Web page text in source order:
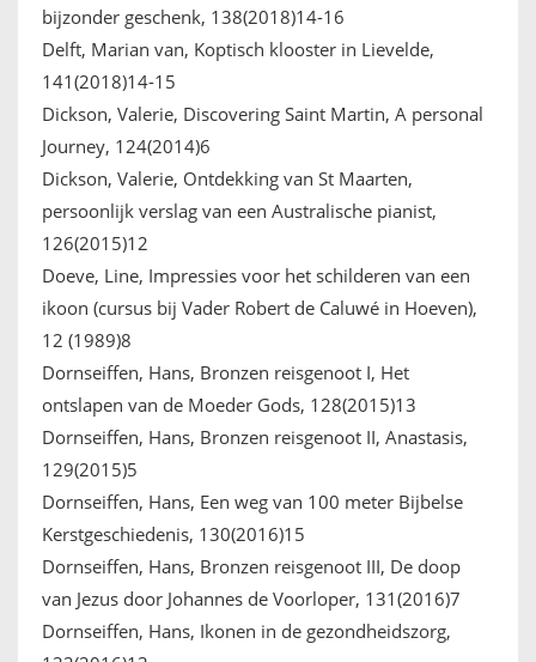
bijzonder geschenk, 138(2018)14-16
Delft, Marian van, Koptisch klooster in Lievelde,
141(2018)14-15
Dickson, Valerie, Discovering Saint Martin, A personal
Journey, 124(2014)6
Dickson, Valerie, Ontdekking van St Maarten,
persoonlijk verslag van een Australische pianist,
126(2015)12
Doeve, Line, Impressies voor het schilderen van een
ikoon (cursus bij Vader Robert de Caluwé in Hoeven),
12 (1989)8
Dornseiffen, Hans, Bronzen reisgenoot I, Het
ontslapen van de Moeder Gods, 128(2015)13
Dornseiffen, Hans, Bronzen reisgenoot II, Anastasis,
129(2015)5
Dornseiffen, Hans, Een weg van 100 meter Bijbelse
Kerstgeschiedenis, 130(2016)15
Dornseiffen, Hans, Bronzen reisgenoot III, De doop
van Jezus door Johannes de Voorloper, 131(2016)7
Dornseiffen, Hans, Ikonen in de gezondheidszorg,